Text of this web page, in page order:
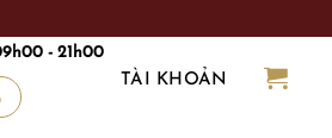
- 21h00
TÀI KHOẢN